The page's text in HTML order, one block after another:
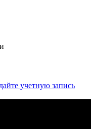
учетную запись